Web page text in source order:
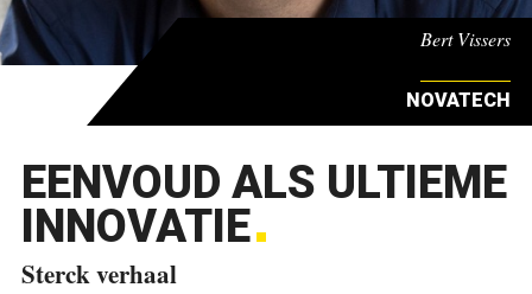
Bert Vissers
NOVATECH
EENVOUD ALS ULTIEME
INNOVATIE
Sterck verhaal